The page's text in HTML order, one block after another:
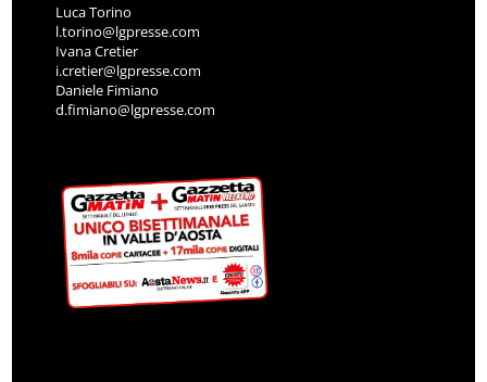
Luca Torino
l.torino@lgpresse.com
Ivana Cretier
i.cretier@lgpresse.com
Daniele Fimiano
d.fimiano@lgpresse.com